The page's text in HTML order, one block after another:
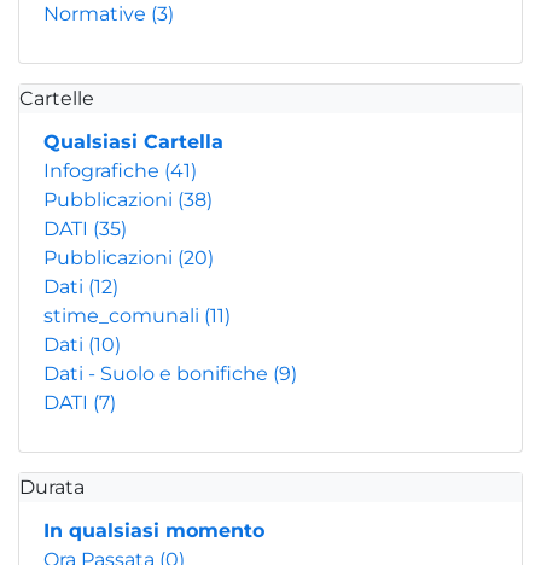
Normative (3)
Cartelle
Qualsiasi Cartella
Infografiche (41)
Pubblicazioni (38)
DATI (35)
Pubblicazioni (20)
Dati (12)
stime_comunali (11)
Dati (10)
Dati - Suolo e bonifiche (9)
DATI (7)
Durata
In qualsiasi momento
Ora Passata (0)